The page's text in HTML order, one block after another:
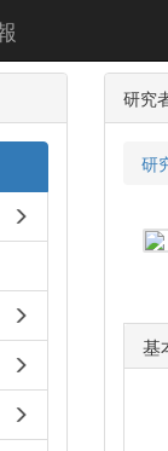
研究
研
基